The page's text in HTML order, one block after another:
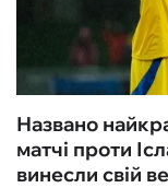
Названо
матчі проти
винесли свій